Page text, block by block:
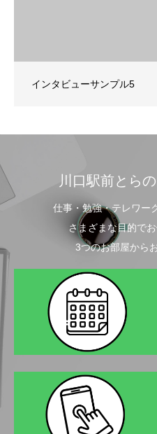
インタビューサンプル5
川口駅前とら
仕事・勉強・テレワー
さまざまな目的で
3つのお部屋から